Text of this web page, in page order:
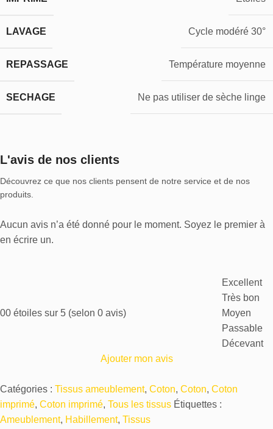
LAVAGE Cycle modéré 30°
REPASSAGE Température moyenne
SECHAGE Ne pas utiliser de sèche linge
L'avis de nos clients
Découvrez ce que nos clients pensent de notre service et de nos
produits.
Aucun avis n’a été donné pour le moment. Soyez le premier à
en écrire un.
00 étoiles sur 5 (selon 0 avis)
Excellent
Très bon
Moyen
Passable
Décevant
Ajouter mon avis
Catégories : Tissus ameublement, Coton, Coton, Coton
imprimé, Coton imprimé, Tous les tissus Étiquettes :
Ameublement, Habillement, Tissus